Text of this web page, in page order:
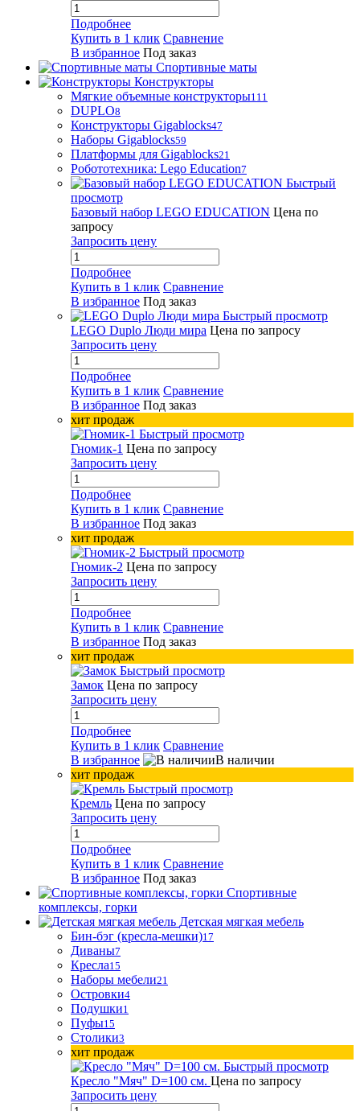
Подробнее
Купить в 1 клик Сравнение
В избранное Под заказ
Спортивные маты
Конструкторы
Мягкие объемные конструкторы111
DUPLO8
Конструкторы Gigablocks47
Наборы Gigablocks59
Платформы для Gigablocks21
Робототехника: Lego Education7
Быстрый
просмотр
Базовый набор LEGO EDUCATION Цена по
запросу
Запросить цену
Подробнее
Купить в 1 клик Сравнение
В избранное Под заказ
Быстрый просмотр
LEGO Duplo Люди мира Цена по запросу
Запросить цену
Подробнее
Купить в 1 клик Сравнение
В избранное Под заказ
хит продаж
Быстрый просмотр
Гномик-1 Цена по запросу
Запросить цену
Подробнее
Купить в 1 клик Сравнение
В избранное Под заказ
хит продаж
Быстрый просмотр
Гномик-2 Цена по запросу
Запросить цену
Подробнее
Купить в 1 клик Сравнение
В избранное Под заказ
хит продаж
Быстрый просмотр
Замок Цена по запросу
Запросить цену
Подробнее
Купить в 1 клик Сравнение
В избранное
В наличии
хит продаж
Быстрый просмотр
Кремль Цена по запросу
Запросить цену
Подробнее
Купить в 1 клик Сравнение
В избранное Под заказ
Спортивные
комплексы, горки
Детская мягкая мебель
Бин-бэг (кресла-мешки)17
Диваны7
Кресла15
Наборы мебели21
Островки4
Подушки1
Пуфы15
Столики3
хит продаж
Быстрый просмотр
Кресло "Мяч" D=100 см. Цена по запросу
Запросить цену